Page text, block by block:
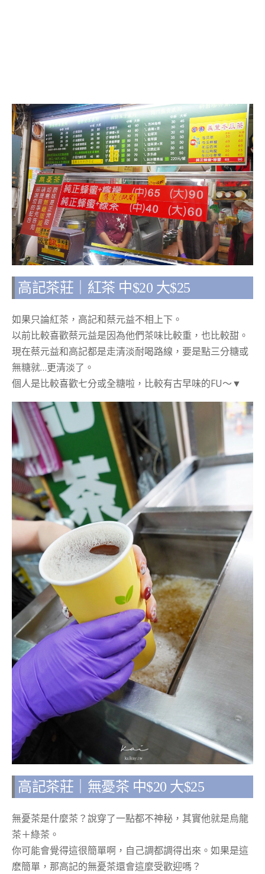
高記茶莊｜紅茶 中$20 大$25
如果只論紅茶，高記和蔡元益不相上下。
以前比較喜歡蔡元益是因為他們茶味比較重，也比較甜。
現在蔡元益和高記都是走清淡耐喝路線，要是點三分糖或
無糖就…更清淡了。
個人是比較喜歡七分或全糖啦，比較有古早味的FU～▼
高記茶莊｜無憂茶 中$20 大$25
無憂茶是什麼茶？說穿了一點都不神秘，其實他就是烏龍
茶＋綠茶。
你可能會覺得這很簡單啊，自己調都調得出來。如果是這
麽簡單，那高記的無憂茶還會這麼受歡迎嗎？